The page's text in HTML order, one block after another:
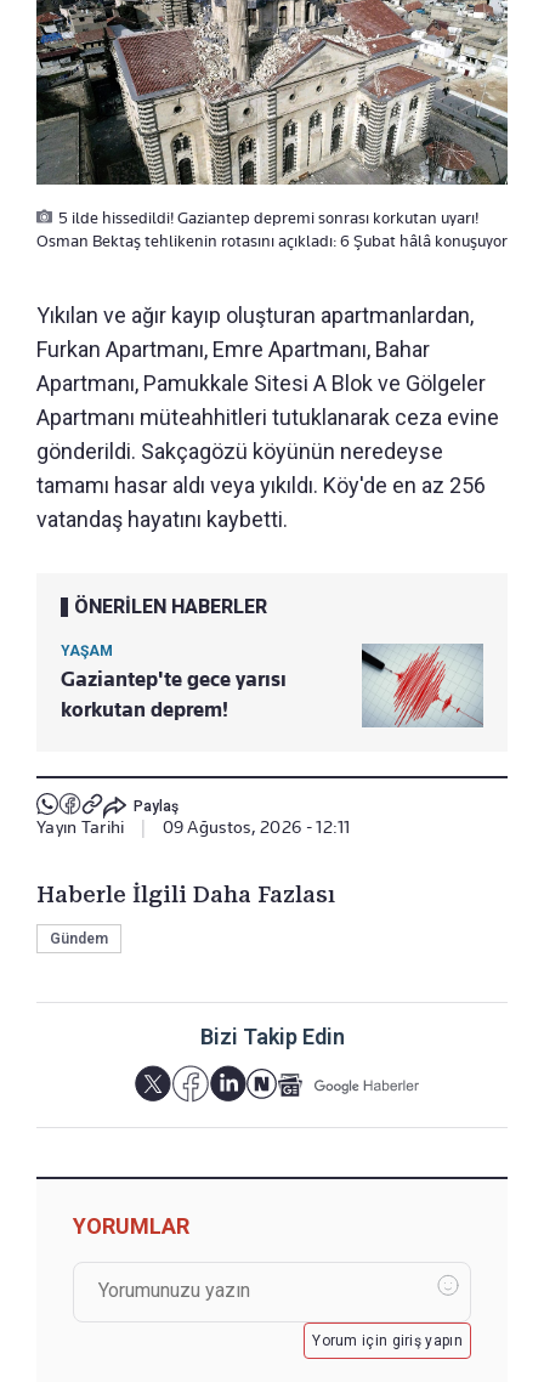
5 ilde hissedildi! Gaziantep depremi sonrası korkutan uyarı!
Osman Bektaş tehlikenin rotasını açıkladı: 6 Şubat hâlâ konuşuyor
Yıkılan ve ağır kayıp oluşturan apartmanlardan,
Furkan Apartmanı, Emre Apartmanı, Bahar
Apartmanı, Pamukkale Sitesi A Blok ve Gölgeler
Apartmanı müteahhitleri tutuklanarak ceza evine
gönderildi. Sakçagözü köyünün neredeyse
tamamı hasar aldı veya yıkıldı. Köy'de en az 256
vatandaş hayatını kaybetti.
ÖNERİLEN HABERLER
YAŞAM
Gaziantep'te gece yarısı
korkutan deprem!
Paylaş
Yayın Tarihi 09 Ağustos, 2026 - 12:11
Haberle İlgili Daha Fazlası
Gündem
Bizi Takip Edin
YORUMLAR
Yorum için giriş yapın